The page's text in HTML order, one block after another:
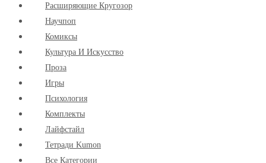
Расширяющие Кругозор
Научпоп
Комиксы
Культура И Искусство
Проза
Игры
Психология
Комплекты
Лайфстайл
Тетради Kumon
Все Категории